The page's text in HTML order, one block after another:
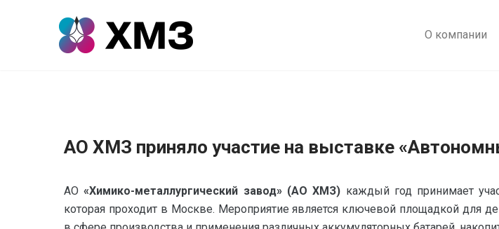
О компании
АО ХМЗ приняло участие на выставке
АО«Химико-металлургический завод» (АО ХМЗ) каждый год принимает
которая проходит в Москве. Мероприятие является ключевой площадкой для